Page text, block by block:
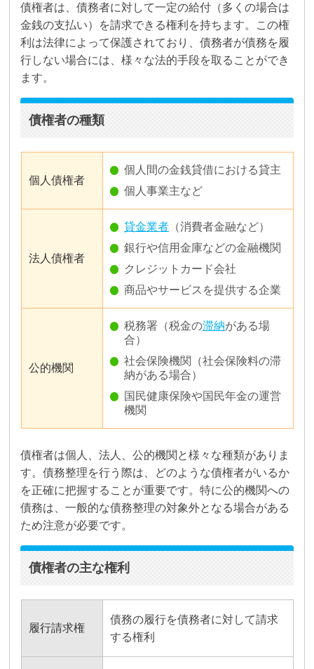
債権者は、債務者に対して一定の給付（多くの場合は
金銭の支払い）を請求できる権利を持ちます。この権
利は法律によって保護されており、債務者が債務を履
行しない場合には、様々な法的手段を取ることができ
ます。
債権者の種類
個人債権者
個人間の金銭貸借における貸主
個人事業主など
法人債権者
貸金業者 （消費者金融など）
銀行や信用金庫などの金融機関
クレジットカード会社
商品やサービスを提供する企業
公的機関
税務署（税金の滞納がある場
合）
社会保険機関（社会保険料の滞
納がある場合）
国民健康保険や国民年金の運営
機関
債権者は個人、法人、公的機関と様々な種類がありま
す。債務整理を行う際は、どのような債権者がいるか
を正確に把握することが重要です。特に公的機関への
債務は、一般的な債務整理の対象外となる場合がある
ため注意が必要です。
債権者の主な権利
履行請求権
債務の履行を債務者に対して請求
する権利